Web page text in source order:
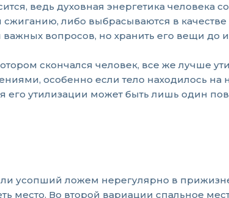
ведь духовная энергетика человека
либо выбрасываются в
вопросов, но хранить его вещи до
скончался человек, все же лучше
особенно если тело находилось
его утилизации может быть лишь один
ли усопший ложем нерегулярно в
место. Во второй вариации спальное